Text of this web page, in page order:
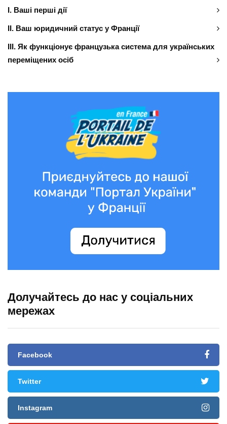
І. Ваші перші дії
ІІ. Ваш юридичний статус у Франції
ІІІ. Як функціонує французька система для українських
переміщених осіб
Долучайтесь до нас у соціальних
мережах
Facebook
Twitter
Instagram